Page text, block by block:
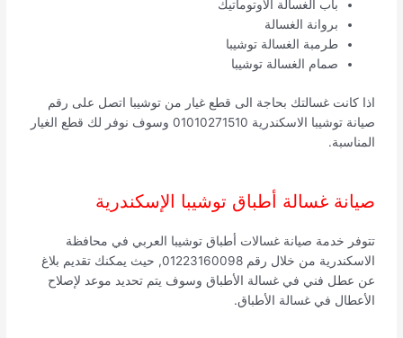
باب الغسالة الاوتوماتيك
بروانة الغسالة
طرمبة الغسالة توشيبا
صمام الغسالة توشيبا
اذا كانت غسالتك بحاجة الى قطع غيار من توشيبا اتصل على رقم
صيانة توشيبا الاسكندرية 01010271510 وسوف نوفر لك قطع الغيار
المناسبة.
صيانة غسالة أطباق توشيبا الإسكندرية
تتوفر خدمة صيانة غسالات أطباق توشيبا العربي في محافظة
الاسكندرية من خلال رقم 01223160098, حيث يمكنك تقديم بلاغ
عن عطل فني في غسالة الأطباق وسوف يتم تحديد موعد لإصلاح
الأعطال في غسالة الأطباق.